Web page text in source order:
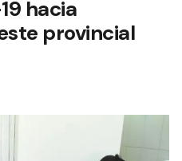
hacia
provincial